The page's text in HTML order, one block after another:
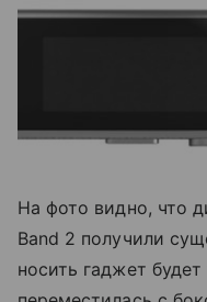
На фото видно, что
Band 2 получили
носить гаджет